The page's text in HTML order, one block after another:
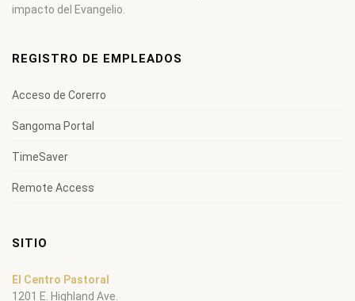
impacto del Evangelio.
REGISTRO DE EMPLEADOS
Acceso de Corerro
Sangoma Portal
TimeSaver
Remote Access
SITIO
El Centro Pastoral
1201 E. Highland Ave.